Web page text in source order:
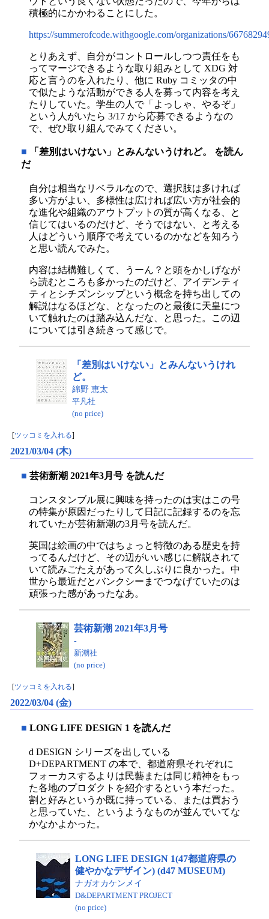
積極的にかかわることにした。
https://summerofcode.withgoogle.com/organizations/
とりあえず、自分がコントロールしつつ責任をも
ってマージできるような取り組みとして XDG 対
応と言うのを入れたり、他に Ruby コミッタの中
で似たような活動ができる人を募って内容を考え
たりしていた。学生の人で「よっしゃ、やるぞ」
という人がいたら 3/17 から応募できるようなの
で、ぜひ取り組んでみてください。
■ 「差別はいけない」とみんないうけれど。 を読ん
だ
自分は相当なリベラルなので、選択肢は多ければ
多い方がよい、多様性は広ければ広い方が社会的
な進化や組織のアウトプットの質が高くなる、と
信じてはいるのだけど、そうではない、と考える
人はどういう順序で考えているのかなどを知ろう
と思い読んでみた。
内容は結構難しくて、うーん？と頭をかしげなが
ら読むところも多かったのだけど、アイデンティ
ティとシチズンシップという概念を持ち出しての
解説はなるほどな、となったのと最後に天皇につ
いて触れたのは踏み込んだな、と思った。この辺
については引き続きって感じで。
「差別はいけない」とみんないうけれ
ど。
綿野 恵太
平凡社
(no price)
ツッコミを入れる
2021/03/04 (木)
■ 芸術新潮 2021年3月号 を読んだ
コンスタンブル展に興味を持ったのは実はこの号
の特集が原因だったりして日記に記録するのを忘
れていたが芸術新潮の3月号を読んだ。
英国は絵画の中ではちょっと特徴のある歴史を持
ってるんだけど、その辺がいい感じに解説されて
いて読みごたえがあって久しぶりに良かった。中
世から最近だとバンクシーまでつなげていたのは
頑張った感があったなあ。
芸術新潮 2021年3月号
-
新潮社
(no price)
ツッコミを入れる
2022/03/04 (金)
■ LONG LIFE DESIGN 1 を読んだ
d DESIGN シリーズを出している
D+DEPARTMENT の本で、都道府県それぞれに
フォーカスするよりは民藝または同じ精神をもっ
た各地のプロダクトを紹介するという本だった。
割と好みというか既に持っている、または買おう
と思っていた、というようなものが並んでいてな
かなかよかった。
LONG LIFE DESIGN 1(47都道府県の
健やかなデザイン) (d47 MUSEUM)
ナガオカケンメイ
D&DEPARTMENT PROJECT
(no price)